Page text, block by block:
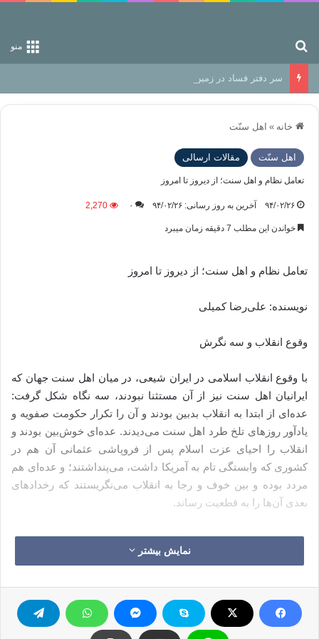
منو
سر دفتر فساد در زمین‌، دوری وکناره‌گیری از راه خداست‌!
خانه » اهل سنّت
اهل سنّت مقالات ارسالی
تعامل نظام و اهل سنت؛ از دیروز تا امروز
۹۴/۰۲/۲۶ آخرین به روز رسانی: ۹۴/۰۲/۲۶ ۰ 2,270
خواندن این مطلب 7 دقیقه زمان میبرد
تعامل نظام و اهل سنت؛ از دیروز تا امروز
نویسنده: علی‌رضا کمیلی
وقوع انقلاب و سه نگرش
با وقوع انقلاب اسلامی در ایران شیعی، در میان اهل سنت جهان که
ایرانیان اهل سنت نیز از آن مستثنا نبودند، سه نگاه شکل گرفت:
عده‌ای از ابتدا به انقلاب بدبین بودند و آن را تکرار حکومت صفویه و
یادآور روز‌های تلخ طرد اهل سنت می‌دیدند. عده‌ای خوش‌بین بودند و
انقلاب را احیای عزت اسلام پس از فروپاشی عثمانی آن هم در
کشوری که وابستگی تام به آمریکا داشت، می‌پنداشتند؛ و عده‌ای هم
مردد بوده و بین خوف و رجا به انقلاب می‌نگریستند که رخدادهای
بعدی آن‌ها را به قطعیت رساند.
این‌که در بیرون کشور چه گذشت و چه رخدادهایی به افزایش یا
کاهش طرفداران انقلاب منجر شد تا آنجا که امروز و تحت بحران
می‌طلبد. در این یادداشت‌ به روند تعامل نظام و اهل سنت نگاهی
گذرا خواهیم داشت. با اینکه در شرایط پیرامونی و گرایش‌های فکری
اهل سنت ایران اثر زیادی بر نوع تعاملات آنان با نظام داشته است.
نمایش بیشتر